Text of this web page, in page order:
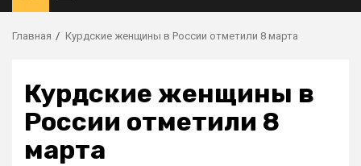
Главная Курдские женщины в России отметили 8 марта
Курдские женщины в
России отметили 8
марта